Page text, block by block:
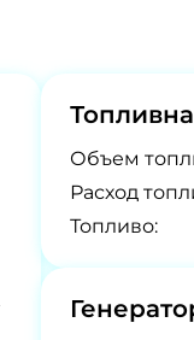
Объем
Расход
Топливо: